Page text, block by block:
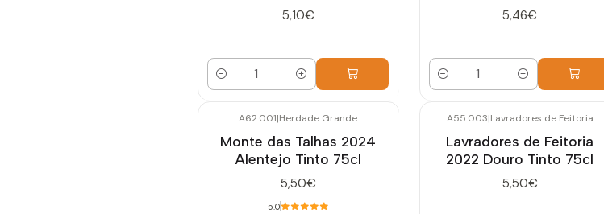
5,10€
Quantidade
5,46€
Quantidade
A62.001|Herdade Grande
Monte das Talhas 2024
Alentejo Tinto 75cl
5,50€
5.0
A55.003|Lavradores de Feitoria
Lavradores de Feitoria
2022 Douro Tinto 75cl
5,50€